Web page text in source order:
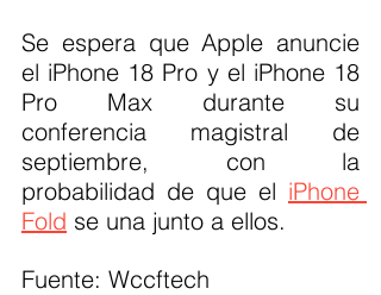
Se espera que Apple anuncie
el iPhone 18 Pro y el iPhone 18
Pro Max durante su
conferencia magistral de
septiembre, con la
probabilidad de que el iPhone
Fold se una junto a ellos.
Fuente: Wccftech